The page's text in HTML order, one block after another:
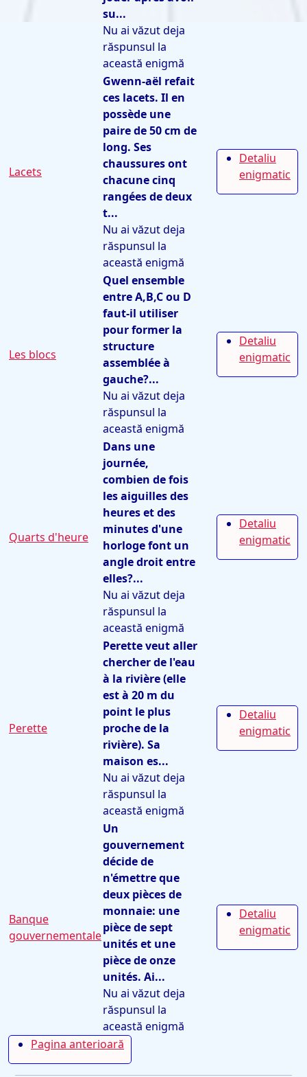
su...
Nu ai văzut deja
răspunsul la
această enigmă
Lacets
Gwenn-aël refait
ces lacets. Il en
possède une
paire de 50 cm de
long. Ses
chaussures ont
chacune cinq
rangées de deux
t...
Nu ai văzut deja
răspunsul la
această enigmă
Detaliu
enigmatic
Les blocs
Quel ensemble
entre A,B,C ou D
faut-il utiliser
pour former la
structure
assemblée à
gauche?...
Nu ai văzut deja
răspunsul la
această enigmă
Detaliu
enigmatic
Quarts d'heure
Dans une
journée,
combien de fois
les aiguilles des
heures et des
minutes d'une
horloge font un
angle droit entre
elles?...
Nu ai văzut deja
răspunsul la
această enigmă
Detaliu
enigmatic
Perette
Perette veut aller
chercher de l'eau
à la rivière (elle
est à 20 m du
point le plus
proche de la
rivière). Sa
maison es...
Nu ai văzut deja
răspunsul la
această enigmă
Detaliu
enigmatic
Banque
gouvernementale
Un
gouvernement
décide de
n'émettre que
deux pièces de
monnaie: une
pièce de sept
unités et une
pièce de onze
unités. Ai...
Nu ai văzut deja
răspunsul la
această enigmă
Detaliu
enigmatic
Pagina anterioară